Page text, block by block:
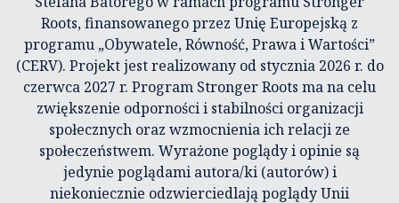
Roots, finansowanego przez Unię Europejską z
programu „Obywatele, Równość, Prawa i Wartości”
(CERV). Projekt jest realizowany od stycznia 2026 r. do
czerwca 2027 r. Program Stronger Roots ma na celu
zwiększenie odporności i stabilności organizacji
społecznych oraz wzmocnienia ich relacji ze
społeczeństwem. Wyrażone poglądy i opinie są
jedynie poglądami autora/ki (autorów) i
niekoniecznie odzwierciedlają poglądy Unii